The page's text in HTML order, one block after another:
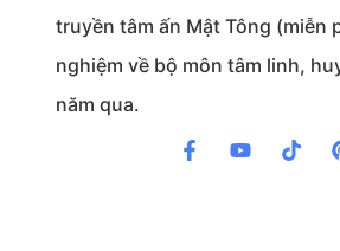
truyền tâm ấn Mật Tông (miễn
nghiệm về bộ môn tâm linh,
năm qua.